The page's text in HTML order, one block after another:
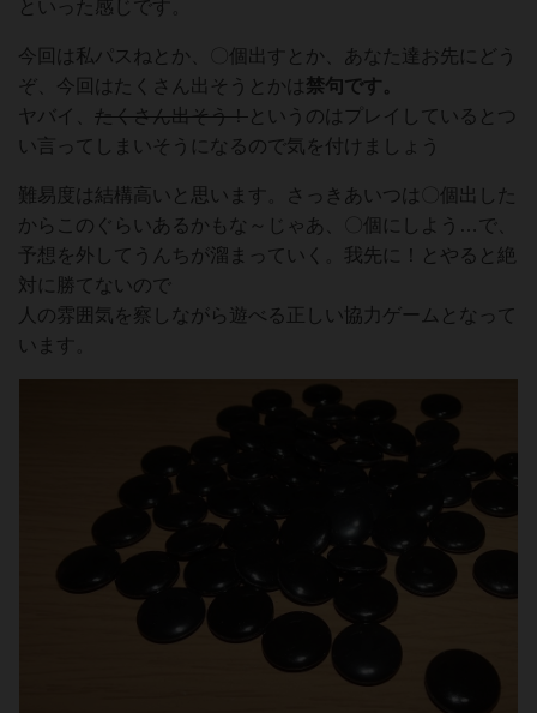
といった感じです。
今回は私パスねとか、〇個出すとか、あなた達お先にどう
ぞ、今回はたくさん出そうとかは 禁句です。
ヤバイ、 たくさん出そう！というのはプレイしているとつ
い言ってしまいそうになるので気を付けましょう
難易度は結構高いと思います。さっきあいつは〇個出した
からこのぐらいあるかもな～じゃあ、〇個にしよう…で、
予想を外してうんちが溜まっていく。我先に！とやると絶
対に勝てないので
人の雰囲気を察しながら遊べる正しい協力ゲームとなって
います。